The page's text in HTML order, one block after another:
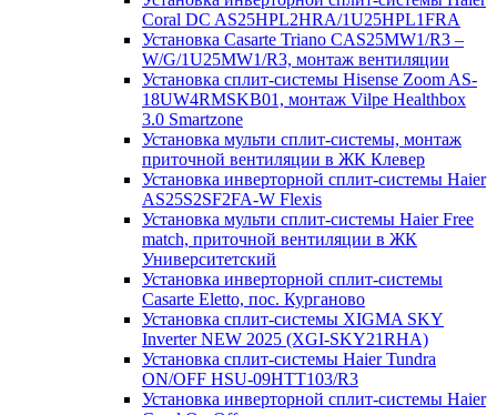
Coral DC AS25HPL2HRA/1U25HPL1FRA
Установка Casarte Triano CAS25MW1/R3 –
W/G/1U25MW1/R3, монтаж вентиляции
Установка сплит-системы Hisense Zoom AS-
18UW4RMSKB01, монтаж Vilpe Healthbox
3.0 Smartzone
Установка мульти сплит-системы, монтаж
приточной вентиляции в ЖК Клевер
Установка инверторной сплит-системы Haier
AS25S2SF2FA-W Flexis
Установка мульти сплит-системы Haier Free
match, приточной вентиляции в ЖК
Университетский
Установка инверторной сплит-системы
Casarte Eletto, пос. Курганово
Установка сплит-системы XIGMA SKY
Inverter NEW 2025 (XGI-SKY21RHA)
Установка сплит-системы Haier Tundra
ON/OFF HSU-09HTT103/R3
Установка инверторной сплит-системы Haier